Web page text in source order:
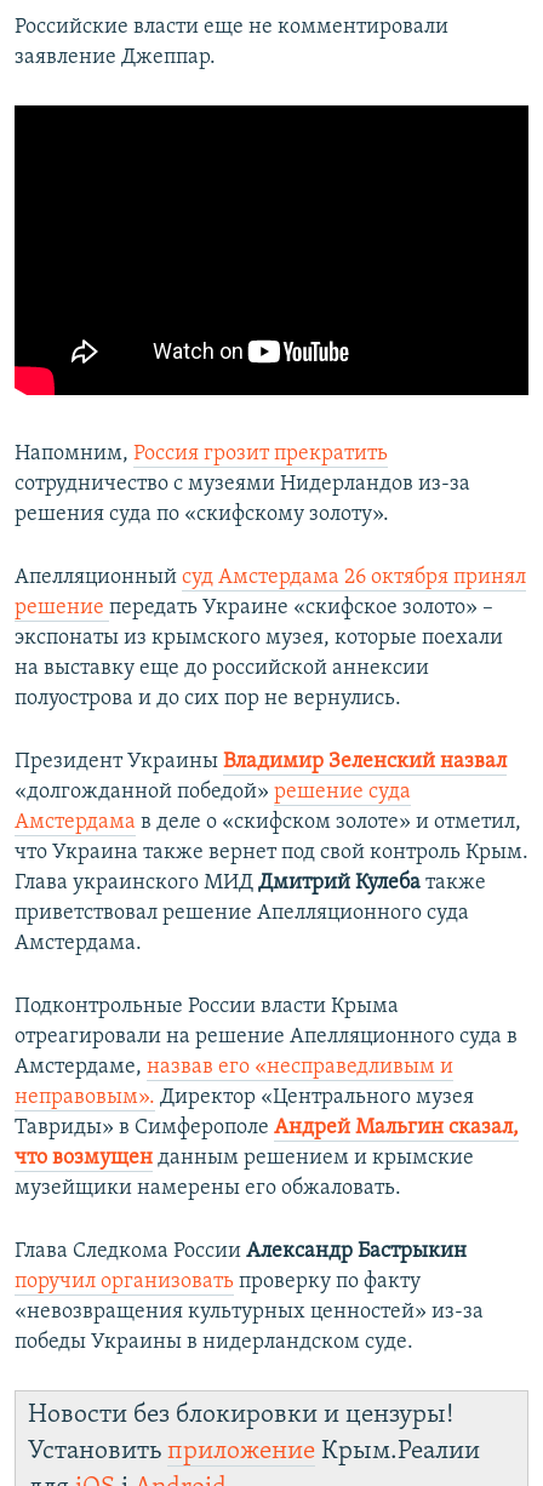
Российские власти еще не комментировали
заявление Джеппар.
Напомним, Россия грозит прекратить
сотрудничество с музеями Нидерландов из-за
решения суда по «скифскому золоту».
Апелляционный суд Амстердама 26 октября принял
решение передать Украине «скифское золото» –
экспонаты из крымского музея, которые поехали
на выставку еще до российской аннексии
полуострова и до сих пор не вернулись.
Президент Украины Владимир Зеленский назвал
«долгожданной победой» решение суда
Амстердама в деле о «скифском золоте» и отметил,
что Украина также вернет под свой контроль Крым.
Глава украинского МИД Дмитрий Кулеба также
приветствовал решение Апелляционного суда
Амстердама.
Подконтрольные России власти Крыма
отреагировали на решение Апелляционного суда в
Амстердаме, назвав его «несправедливым и
неправовым». Директор «Центрального музея
Тавриды» в Симферополе Андрей Мальгин сказал,
что возмущен данным решением и крымские
музейщики намерены его обжаловать.
Глава Следкома России Александр Бастрыкин
поручил организовать проверку по факту
«невозвращения культурных ценностей» из-за
победы Украины в нидерландском суде.
Новости без блокировки и цензуры!
Установить приложение Крым.Реалии